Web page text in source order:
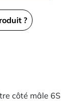
?
côté mâle 6S